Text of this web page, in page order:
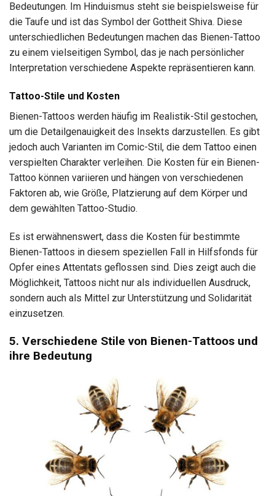
Bedeutungen. Im Hinduismus steht sie beispielsweise für
die Taufe und ist das Symbol der Gottheit Shiva. Diese
unterschiedlichen Bedeutungen machen das Bienen-Tattoo
zu einem vielseitigen Symbol, das je nach persönlicher
Interpretation verschiedene Aspekte repräsentieren kann.
Tattoo-Stile und Kosten
Bienen-Tattoos werden häufig im Realistik-Stil gestochen,
um die Detailgenauigkeit des Insekts darzustellen. Es gibt
jedoch auch Varianten im Comic-Stil, die dem Tattoo einen
verspielten Charakter verleihen. Die Kosten für ein Bienen-
Tattoo können variieren und hängen von verschiedenen
Faktoren ab, wie Größe, Platzierung auf dem Körper und
dem gewählten Tattoo-Studio.
Es ist erwähnenswert, dass die Kosten für bestimmte
Bienen-Tattoos in diesem speziellen Fall in Hilfsfonds für
Opfer eines Attentats geflossen sind. Dies zeigt auch die
Möglichkeit, Tattoos nicht nur als individuellen Ausdruck,
sondern auch als Mittel zur Unterstützung und Solidarität
einzusetzen.
5. Verschiedene Stile von Bienen-Tattoos und
ihre Bedeutung